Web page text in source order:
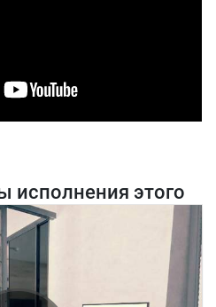
исполнения этого